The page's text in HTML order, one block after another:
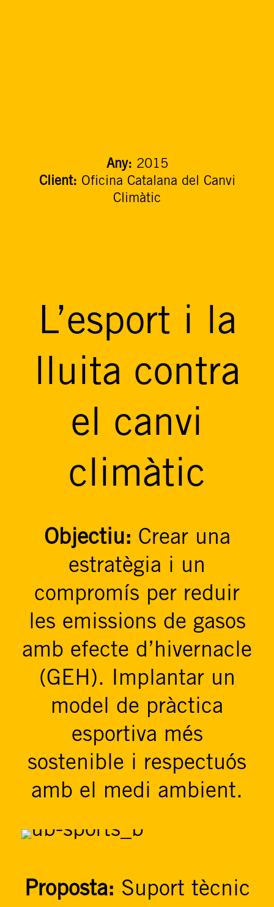
Any: 2015
Client: Oficina Catalana del Canvi
Climàtic
L’esport i la
lluita contra
el canvi
climàtic
Objectiu: Crear una
estratègia i un
compromís per reduir
les emissions de gasos
amb efecte d’hivernacle
(GEH). Implantar un
model de pràctica
esportiva més
sostenible i respectuós
amb el medi ambient.
Proposta: Suport tècnic